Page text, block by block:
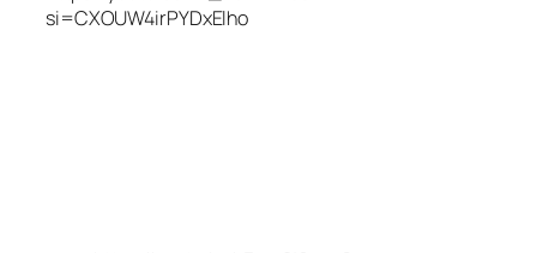
si=CXOUW4irPYDxElho